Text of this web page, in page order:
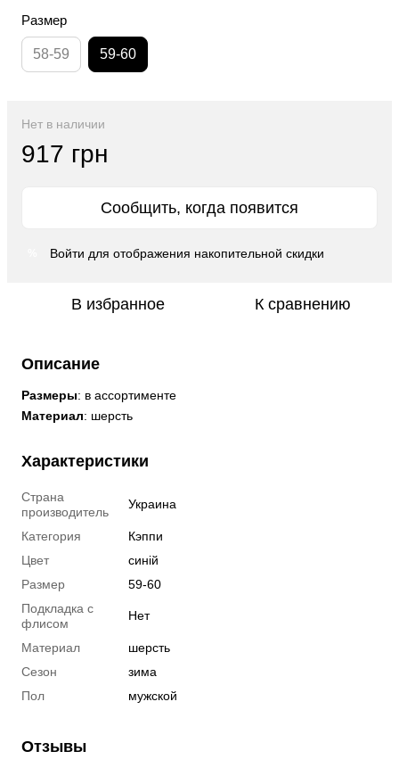
Размер
58-59 59-60
Нет в наличии
917 грн
Сообщить, когда появится
Войти для отображения накопительной скидки
В избранное К сравнению
Описание
Размеры: в ассортименте
Материал: шерсть
Характеристики
Страна
производитель
Украина
Категория
Кэппи
Цвет
синій
Размер
59-60
Подкладка с
флисом
Нет
Материал
шерсть
Сезон
зима
Пол
мужской
Отзывы